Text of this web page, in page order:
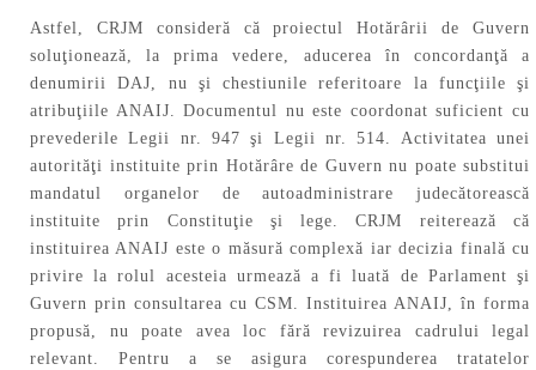
Astfel, CRJM consideră că
proiectul Hotărârii de Guvern
soluţionează, la prima vedere, aducerea în concordanţă a
denumirii DAJ, nu şi chestiunile referitoare la funcţiile şi
atribuţiile ANAIJ. Documentul nu este coordonat suficient cu
prevederile Legii nr. 947 şi Legii nr. 514. Activitatea unei
autorităţi instituite prin Hotărâre de Guvern nu poate substitui
mandatul organelor de autoadministrare judecătorească
instituite prin Constituţie şi lege. CRJM reiterează că
instituirea ANAIJ este o măsură complexă iar decizia finală cu
privire la rolul acesteia urmează a fi luată de Parlament şi
Guvern prin consultarea cu CSM. Instituirea ANAIJ, în forma
propusă, nu poate avea loc fără revizuirea cadrului legal
relevant. Pentru a se asigura corespunderea tratatelor